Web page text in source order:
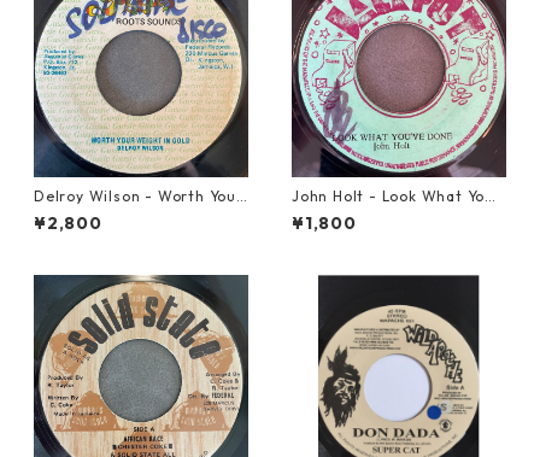
Delroy Wilson - Worth Your
Weight In Gold【7-21965】
¥2,800
John Holt - Look What Yo
u've Done【7-21817】
¥1,800